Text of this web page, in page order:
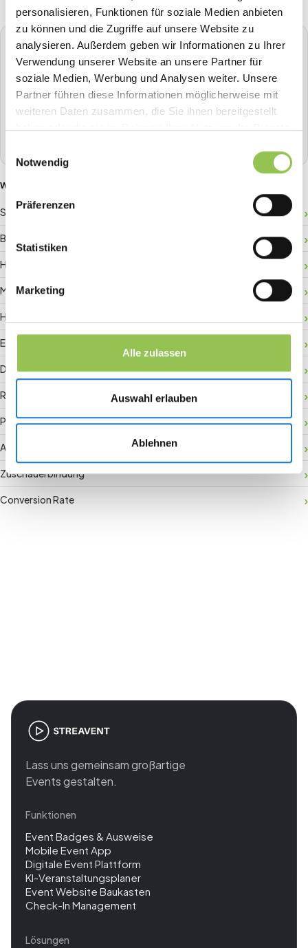
personalisieren, Funktionen für soziale Medien anbieten
zu können und die Zugriffe auf unsere Website zu
analysieren. Außerdem geben wir Informationen zu Ihrer
Verwendung unserer Website an unsere Partner für
soziale Medien, Werbung und Analysen weiter. Unsere
Partner führen diese Informationen möglicherweise mit
weiteren Daten zusammen, die Sie ihnen bereitgestellt
haben oder die sie im Rahmen Ihrer Nutzung der Dienste
Notwendig
Präferenzen
Statistiken
Marketing
Alle zulassen
Auswahl erlauben
Ablehnen
STREAVENT
Die All-in-One Event-Plattform
Planen, Tickets verkaufen, Check-in, Streaming, Badge-
WEITERE GLOSSAR-BEGRIFFE
Sponsor-ROI
Besucherlenkung
Hallenplan
Matchmaking
Hybride Registrierung
Event-Daten
Digitaler Check-in
RFID-Badge
Payment Gateway
Aktivierung vor Ort
Zuschauerbindung
Conversion Rate
Lass uns gemeinsam großartige
Events gestalten.
Funktionen
Event Badges & Ausweise
Mobile Event App
Digitale Event Plattform
KI-Veranstaltungsplaner
Event Website Baukasten
Check-In Management
Lösungen